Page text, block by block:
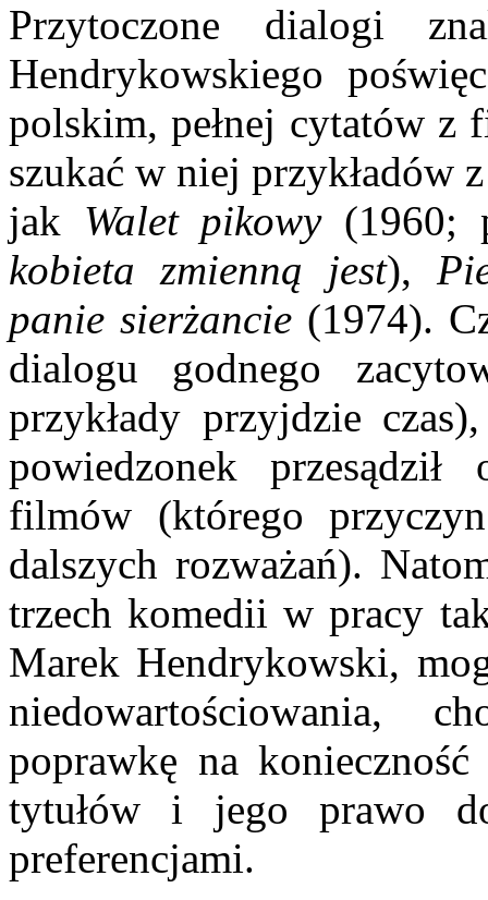
Przytoczone dialogi
Hendrykowskiego
polskim, pełnej cytatów z
szukać w niej przykładów
jak Walet pikowy (1960;
kobieta zmienną jest),
panie sierżancie (1974).
dialogu godnego
przykłady przyjdzie
powiedzonek przesądził
filmów (którego
dalszych rozważań).
trzech komedii w pracy
Marek Hendrykowski,
niedowartościowania,
poprawkę na
tytułów i jego prawo
preferencjami.